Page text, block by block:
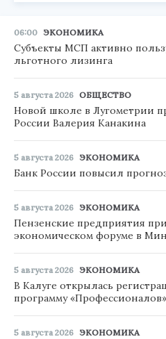
06:00 ЭКОНОМИКА
Субъекты МСП активно
льготного лизинга
5 августа 2026 ОБЩЕСТВО
Новой школе в Лугометрии
России Валерия Канакина
5 августа 2026 ЭКОНОМИКА
Банк России повысил
5 августа 2026 ЭКОНОМИКА
Пензенские предприятия
экономическом форуме в
5 августа 2026 ЭКОНОМИКА
В Калуге открылась
программу «Профессионалов»
5 августа 2026 ЭКОНОМИКА